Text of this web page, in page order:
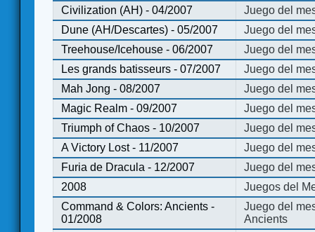
Civilization (AH) - 04/2007
Juego del
Dune (AH/Descartes) - 05/2007
Juego del
Treehouse/Icehouse - 06/2007
Juego del
Les grands batisseurs - 07/2007
Juego del
Mah Jong - 08/2007
Juego del
Magic Realm - 09/2007
Juego del
Triumph of Chaos - 10/2007
Juego del
A Victory Lost - 11/2007
Juego del
Furia de Dracula - 12/2007
Juego del
2008
Juegos del
Command & Colors: Ancients -
01/2008
Juego del
Ancients